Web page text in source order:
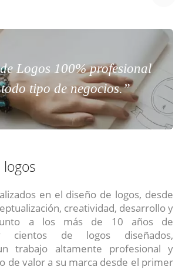
Logos 100% profesional
tipo de negocios.”
en el diseño de logos, desde
creatividad, desarrollo y
a los más de 10 años de
cientos de logos diseñados,
trabajo altamente profesional y
de valor a su marca desde el primer